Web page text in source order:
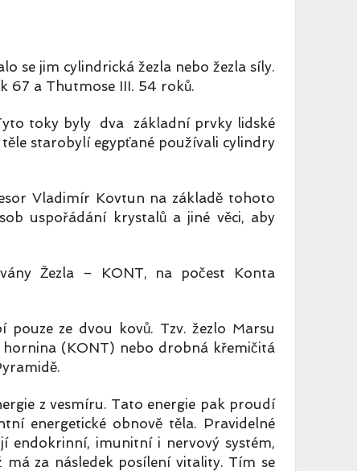
se jim cylindrická žezla nebo žezla síly.
67 a Thutmose III. 54 roků.
toky byly dva základní prvky lidské
starobylí egypťané používali cylindry
Vladimír Kovtun na základě tohoto
uspořádání krystalů a jiné věci, aby
Žezla – KONT, na počest Konta
ze dvou kovů. Tzv. žezlo Marsu
(KONT) nebo drobná křemičitá
v Pyramidě.
z vesmíru. Tato energie pak proudí
energetické obnově těla. Pravidelné
endokrinní, imunitní i nervový systém,
za následek posílení vitality. Tím se